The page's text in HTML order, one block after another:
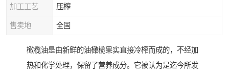
加工工艺 压榨
售卖地 全国
橄榄油是由新鲜的油橄榄果实直接冷榨而成的，不经加
热和化学处理，保留了营养成分。它被认为是迄今所发